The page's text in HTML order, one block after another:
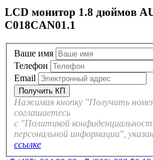
LCD монитор 1.8 дюймов
C018CAN01.1
Ваше имя
Телефон
Email
Нажимая кнопку "Получить
соглашаетесь
с "Политикой
персональной информации",
ссылке